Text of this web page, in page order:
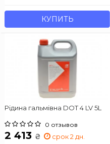
КУПИТЬ
Рідина гальмівна DOT 4 LV 5L
0 отзывов
2 413 ₴ срок 2 дн.